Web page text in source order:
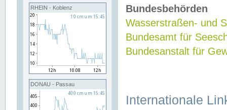
RHEIN - Koblenz
DONAU - Passau
Bundesbehörden
Wasserstraßen- und
Bundesamt für
Bundesanstalt für
Internationale